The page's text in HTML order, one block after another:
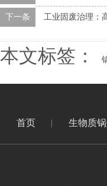
下一条 工业固废治理：
本文标签：
首页 生物质